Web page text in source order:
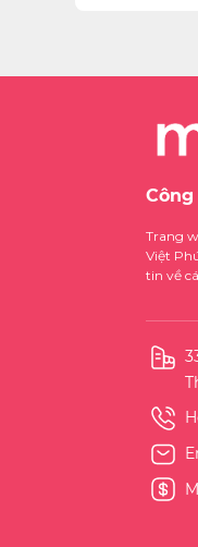
Trang
Việt
tin về